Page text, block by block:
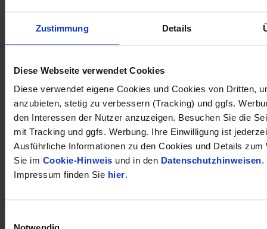
Zustimmung Details
Diese Webseite verwendet Cookies
Diese verwendet eigene Cookies und Cookies von Dritten,
anzubieten, stetig zu verbessern (Tracking) und ggfs.
den Interessen der Nutzer anzuzeigen. Besuchen Sie die
mit Tracking und ggfs. Werbung. Ihre Einwilligung ist
Ausführliche Informationen zu den Cookies und Details zum
Sie im Cookie-Hinweis und in den Datenschutzhinweisen.
Impressum finden Sie hier.